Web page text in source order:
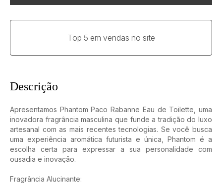
Top 5 em vendas no site
Descrição
Apresentamos Phantom Paco Rabanne Eau de Toilette, uma
inovadora fragrância masculina que funde a tradição do luxo
artesanal com as mais recentes tecnologias. Se você busca
uma experiência aromática futurista e única, Phantom é a
escolha certa para expressar a sua personalidade com
ousadia e inovação.
Fragrância Alucinante: